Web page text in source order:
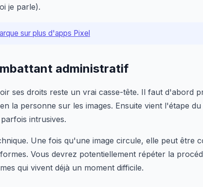
je parle).
sur plus d'apps Pixel
administratif
ses droits reste un vrai casse-tête. Il faut d'abord
la personne sur les images. Ensuite vient l'étape
intrusives.
Une fois qu'une image circule, elle peut être
Vous devrez potentiellement répéter la
qui vivent déjà un moment difficile.